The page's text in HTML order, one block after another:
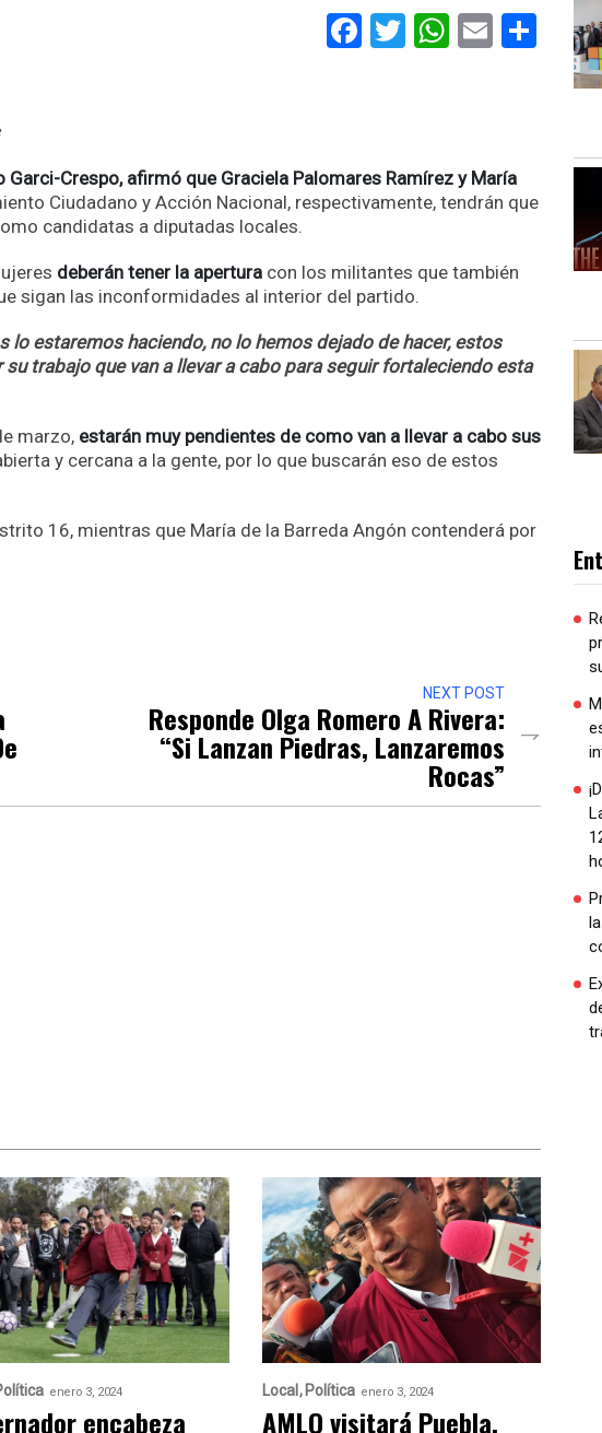
Facebook
TwitterEmail
Garci-Crespo, afirmó que Graciela Palomares Ramírez y María
Ciudadano y Acción Nacional, respectivamente, tendrán que
candidatas a diputadas locales.
deberán tener la apertura con los militantes que también
sigan las inconformidades al interior del partido.
lo estaremos haciendo, no lo hemos dejado de hacer, estos
trabajo que van a llevar a cabo para seguir fortaleciendo esta
marzo, estarán muy pendientes de como van a llevar a cabo sus
y cercana a la gente, por lo que buscarán eso de estos
16, mientras que María de la Barreda Angón contenderá por
NEXT POST
Responde Olga Romero A Rivera:
“si Lanzan Piedras, Lanzaremos
Rocas”
enero 3, 2024
encabeza
Local Política enero 3, 2024
AMLO visitará Puebla,